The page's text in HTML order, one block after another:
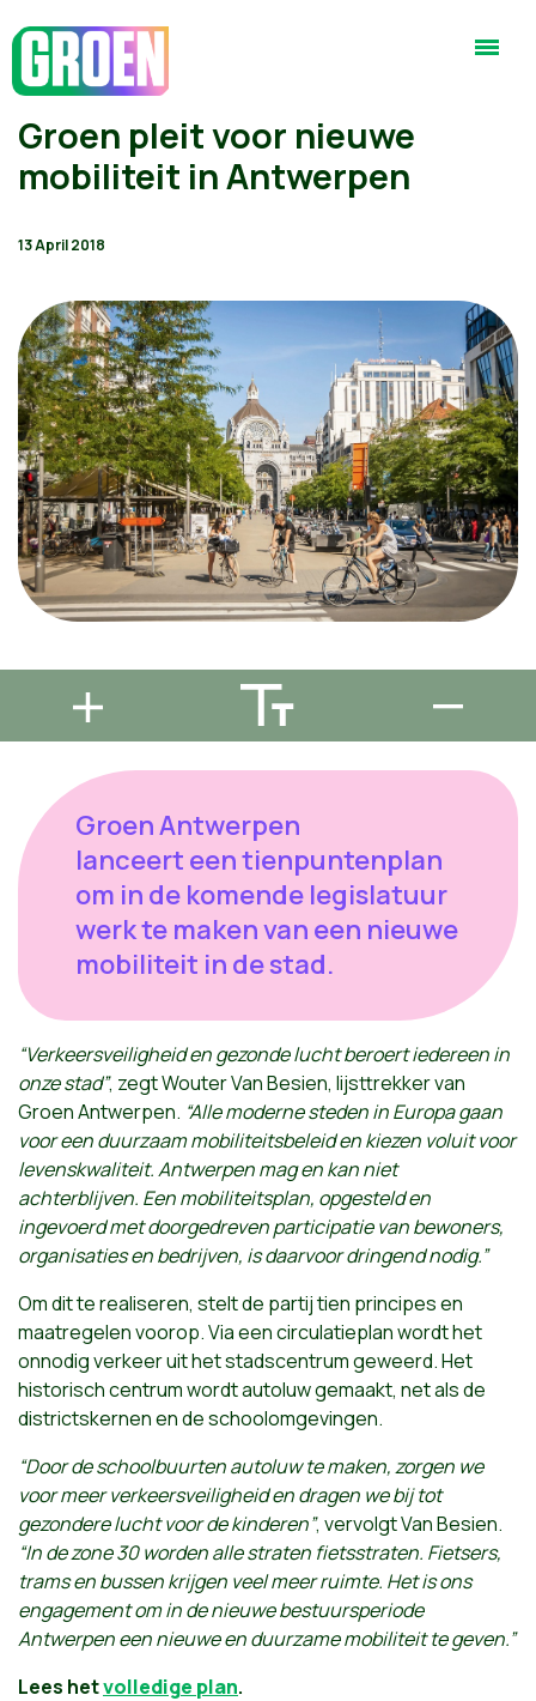
Groen pleit voor nieuwe
mobiliteit in Antwerpen
13 April 2018
Groen Antwerpen
lanceert een tienpuntenplan
om in de komende legislatuur
werk te maken van een nieuwe
mobiliteit in de stad.
“Verkeersveiligheid en gezonde lucht beroert iedereen in
onze stad”, zegt Wouter Van Besien, lijsttrekker van
Groen Antwerpen. “Alle moderne steden in Europa gaan
voor een duurzaam mobiliteitsbeleid en kiezen voluit voor
levenskwaliteit. Antwerpen mag en kan niet
achterblijven. Een mobiliteitsplan, opgesteld en
ingevoerd met doorgedreven participatie van bewoners,
organisaties en bedrijven, is daarvoor dringend nodig.”
Om dit te realiseren, stelt de partij tien principes en
maatregelen voorop. Via een circulatieplan wordt het
onnodig verkeer uit het stadscentrum geweerd. Het
historisch centrum wordt autoluw gemaakt, net als de
districtskernen en de schoolomgevingen.
“Door de schoolbuurten autoluw te maken, zorgen we
voor meer verkeersveiligheid en dragen we bij tot
gezondere lucht voor de kinderen”, vervolgt Van Besien.
“In de zone 30 worden alle straten fietsstraten. Fietsers,
trams en bussen krijgen veel meer ruimte. Het is ons
engagement om in de nieuwe bestuursperiode
Antwerpen een nieuwe en duurzame mobiliteit te geven.”
Lees hetvolledige plan.